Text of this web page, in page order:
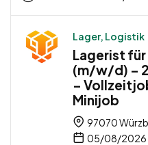
Lager, Logistik
Lagerist
(m/w/d) –
–
Minijob
97070
05/08/2026